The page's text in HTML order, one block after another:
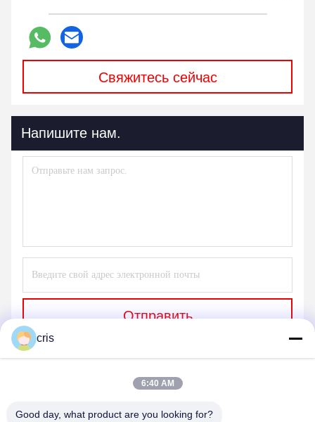
Свяжитесь сейчас
Напишите нам.
Отправить
cris
6:40 AM
Good day, what product are you looking for?